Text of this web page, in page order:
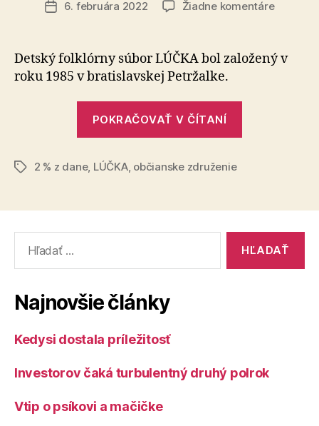
Dátum
6. februára 2022 Žiadne komentárena
%
z
Detský folklórny súbor LÚČKA bol založený v
roku 1985 v bratislavskej Petržalke.
POKRAČOVAŤ V ČÍTANÍ
detskému
súboru
Značky2 % z dane, LÚČKA, občianske združenie
Najnovšie články
Kedysi dostala príležitosť
Investorov čaká turbulentný druhý polrok
Vtip o psíkovi a mačičke